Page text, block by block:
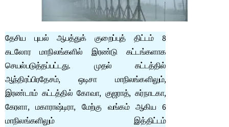
தேசிய புயல் ஆபத்துக் குறைப்புத் திட்டம் 8
கடலோர மாநிலங்களில் இரண்டு கட்டங்களாக
செயல்படுத்தப்பட்டது. முதல் கட்டத்தில்
ஆந்திரப்பிரதேசம், ஒடிசா மாநிலங்களிலும்,
இரண்டாம் கட்டத்தில் கோவா, குஜராத், கர்நாடகா,
கேரளா, மகாராஷ்டிரா, மேற்கு வங்கம் ஆகிய 6
மாநிலங்களிலும் இத்திட்டம்